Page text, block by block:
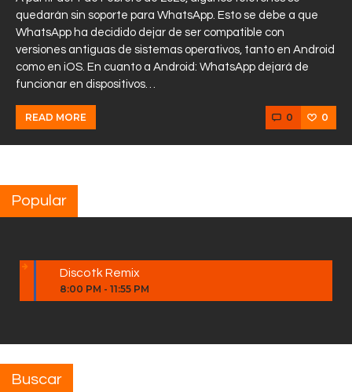
quedarán sin soporte para WhatsApp. Esto se debe a que
WhatsApp ha decidido dejar de ser compatible con
versiones antiguas de sistemas operativos, tanto en Android
como en iOS. En cuanto a Android: WhatsApp dejará de
funcionar en dispositivos…
READ MORE 0 0
Popular
Discotk Remix
8:00 PM - 11:55 PM
Buscar